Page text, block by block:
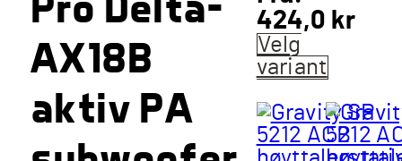
AX18B
aktiv PA
424,0 kr
Velg
variant
produktet
har